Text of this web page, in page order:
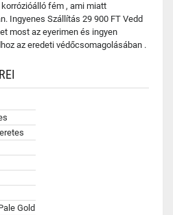
fém , ami miatt
Ingyenes Szállítás 29 900 FT Vedd
most az eyerimen és ingyen
az eredeti védőcsomagolásában .
Gold